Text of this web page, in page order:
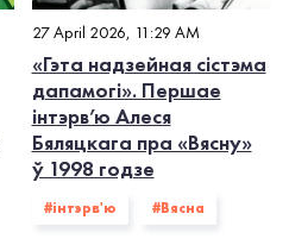
27 April 2026, 11:29 AM
«Гэта надзейная сістэма
дапамогі». Першае
інтэрв’ю Алеся
Бяляцкага пра «Вясну»
ў 1998 годзе
#інтэрв'ю #Вясна